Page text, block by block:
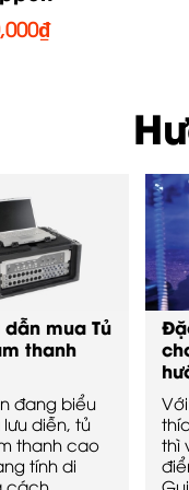
₫
dẫn mua Tủ
thanh
đang biểu
diễn, tủ
thanh cao
tính di
cách
thì